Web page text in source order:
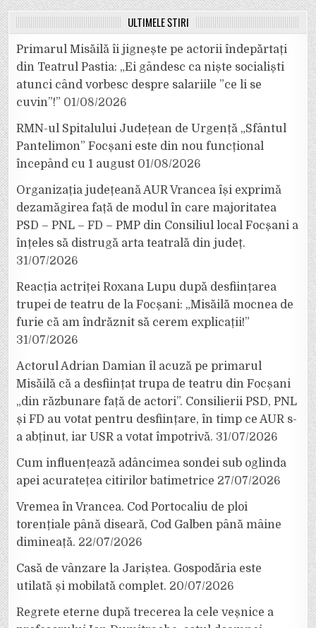
ULTIMELE ȘTIRI
Primarul Misăilă îi jignește pe actorii îndepărtați
din Teatrul Pastia: „Ei gândesc ca niște socialiști
atunci când vorbesc despre salariile ”ce li se
cuvin”!” 01/08/2026
RMN-ul Spitalului Județean de Urgență „Sfântul
Pantelimon” Focșani este din nou funcțional
începând cu 1 august 01/08/2026
Organizația județeană AUR Vrancea își exprimă
dezamăgirea față de modul în care majoritatea
PSD – PNL – FD – PMP din Consiliul local Focșani a
înțeles să distrugă arta teatrală din județ.
31/07/2026
Reacția actriței Roxana Lupu după desființarea
trupei de teatru de la Focșani: „Misăilă mocnea de
furie că am îndrăznit să cerem explicații!”
31/07/2026
Actorul Adrian Damian îl acuză pe primarul
Misăilă că a desființat trupa de teatru din Focșani
„din răzbunare față de actori”. Consilierii PSD, PNL
și FD au votat pentru desființare, în timp ce AUR s-
a abținut, iar USR a votat împotrivă. 31/07/2026
Cum influențează adâncimea sondei sub oglinda
apei acuratețea citirilor batimetrice 27/07/2026
Vremea în Vrancea. Cod Portocaliu de ploi
torențiale până diseară, Cod Galben până mâine
dimineață. 22/07/2026
Casă de vânzare la Jariștea. Gospodăria este
utilată și mobilată complet. 20/07/2026
Regrete eterne după trecerea la cele veșnice a